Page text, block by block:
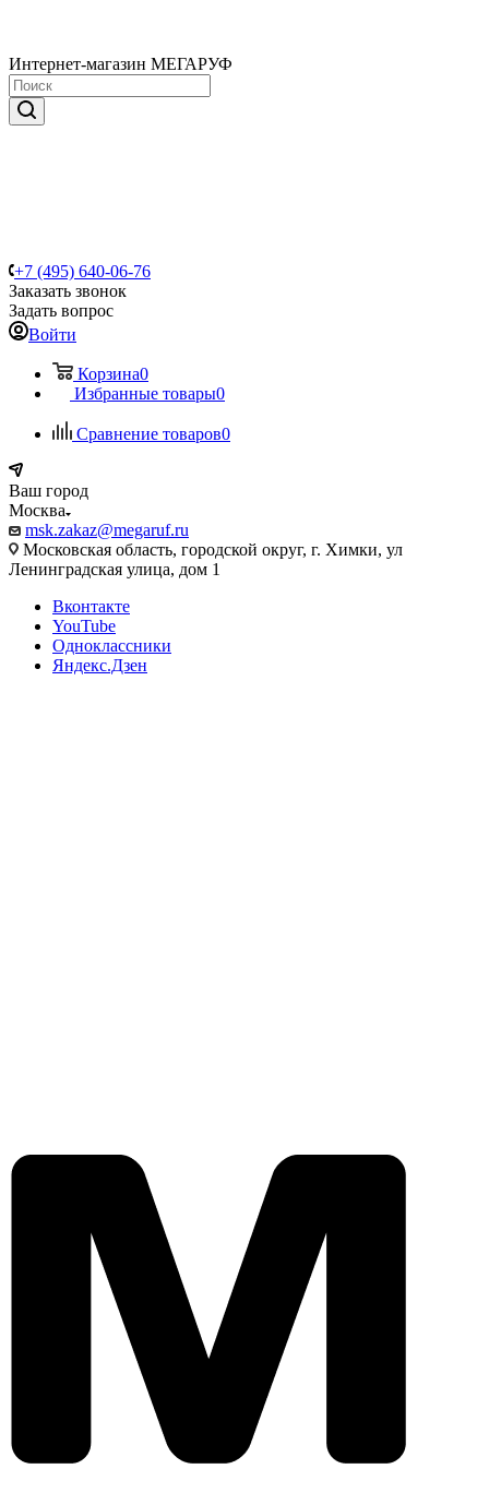
Интернет-магазин МЕГАРУФ
+7 (495) 640-06-76
Заказать звонок
Задать вопрос
Войти
Корзина0
Избранные товары0
Сравнение товаров0
Ваш город
Москва
msk.zakaz@megaruf.ru
Московская область, городской округ, г. Химки, ул
Ленинградская улица, дом 1
Вконтакте
YouTube
Одноклассники
Яндекс.Дзен